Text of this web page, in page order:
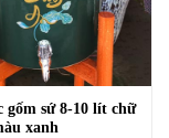
gốm sứ 8-10 lít chữ
xanh